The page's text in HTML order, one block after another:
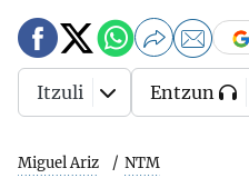
Miguel Ariz NTM
Itzuli Entzun